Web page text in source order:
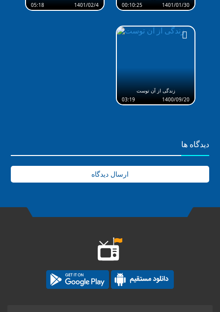
1401/01/30
00:10:25
1401/02/4
05:18
زندگی از آن توست
1400/09/20
03:19
دیدگاه ها
ارسال دیدگاه